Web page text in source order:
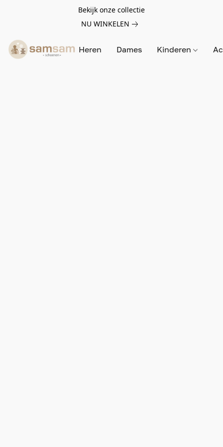
Bekijk onze collectie
NU WINKELEN
Heren Dames Kinderen